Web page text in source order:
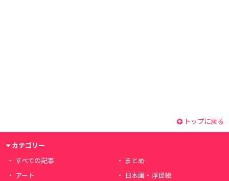
トップに戻る
カテゴリー
すべての記事
まとめ
アート
日本画・浮世絵